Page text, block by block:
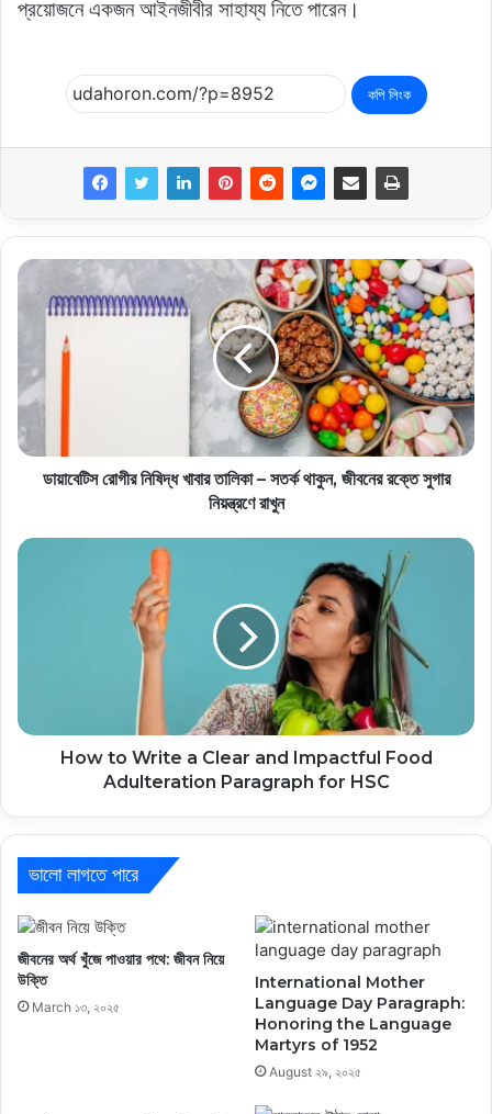
প্রয়োজনে একজন আইনজীবীর সাহায্য নিতে পারেন।
কপি লিংক
ডায়াবেটিস রোগীর নিষিদ্ধ খাবার তালিকা – সতর্ক থাকুন, জীবনের রক্তে সুগার
নিয়ন্ত্রণে রাখুন
How to Write a Clear and Impactful Food
Adulteration Paragraph for HSC
ভালো লাগতে পারে
জীবনের অর্থ খুঁজে পাওয়ার পথে: জীবন নিয়ে
উক্তি
March ১৩, ২০২৫
International Mother
Language Day Paragraph:
Honoring the Language
Martyrs of 1952
August ২৯, ২০২৫